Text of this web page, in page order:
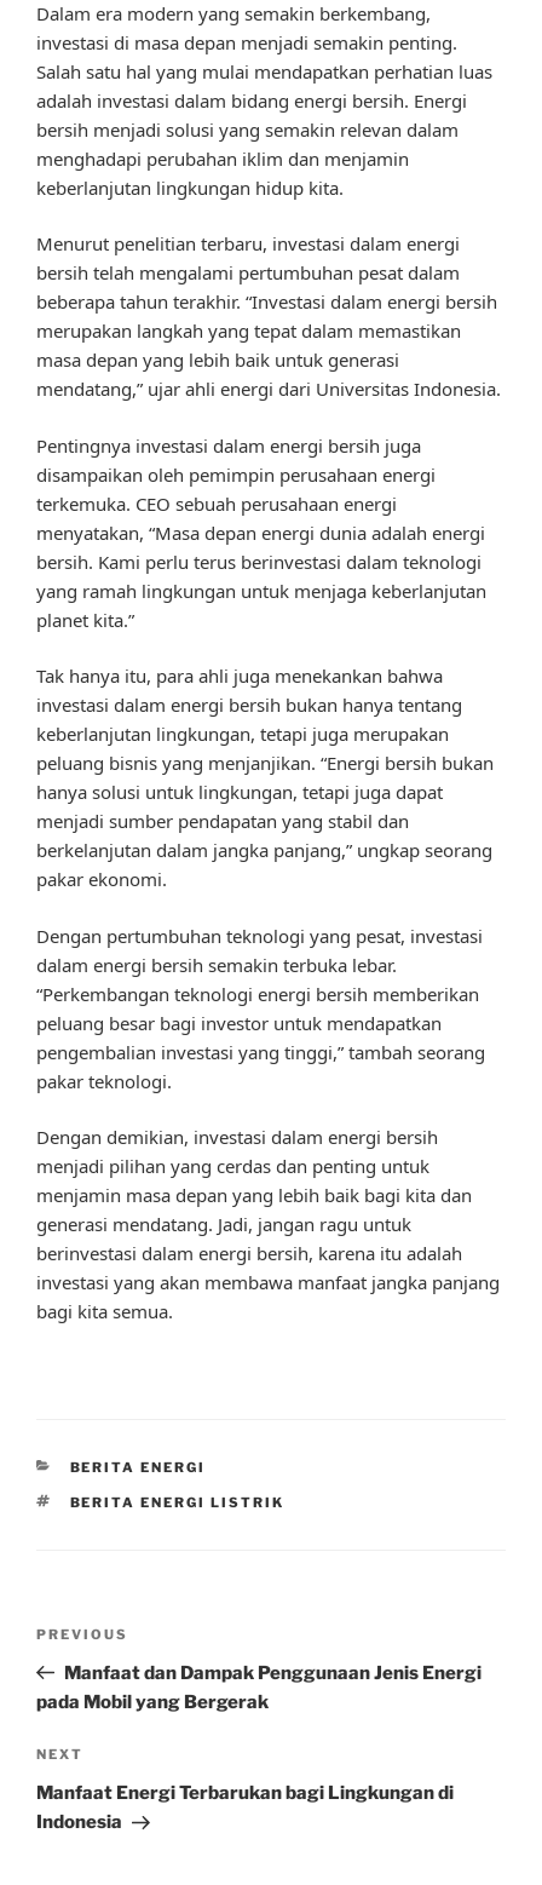
Dalam era modern yang semakin berkembang,
investasi di masa depan menjadi semakin penting.
Salah satu hal yang mulai mendapatkan perhatian luas
adalah investasi dalam bidang energi bersih. Energi
bersih menjadi solusi yang semakin relevan dalam
menghadapi perubahan iklim dan menjamin
keberlanjutan lingkungan hidup kita.
Menurut penelitian terbaru, investasi dalam energi
bersih telah mengalami pertumbuhan pesat dalam
beberapa tahun terakhir. “Investasi dalam energi bersih
merupakan langkah yang tepat dalam memastikan
masa depan yang lebih baik untuk generasi
mendatang,” ujar ahli energi dari Universitas Indonesia.
Pentingnya investasi dalam energi bersih juga
disampaikan oleh pemimpin perusahaan energi
terkemuka. CEO sebuah perusahaan energi
menyatakan, “Masa depan energi dunia adalah energi
bersih. Kami perlu terus berinvestasi dalam teknologi
yang ramah lingkungan untuk menjaga keberlanjutan
planet kita.”
Tak hanya itu, para ahli juga menekankan bahwa
investasi dalam energi bersih bukan hanya tentang
keberlanjutan lingkungan, tetapi juga merupakan
peluang bisnis yang menjanjikan. “Energi bersih bukan
hanya solusi untuk lingkungan, tetapi juga dapat
menjadi sumber pendapatan yang stabil dan
berkelanjutan dalam jangka panjang,” ungkap seorang
pakar ekonomi.
Dengan pertumbuhan teknologi yang pesat, investasi
dalam energi bersih semakin terbuka lebar.
“Perkembangan teknologi energi bersih memberikan
peluang besar bagi investor untuk mendapatkan
pengembalian investasi yang tinggi,” tambah seorang
pakar teknologi.
Dengan demikian, investasi dalam energi bersih
menjadi pilihan yang cerdas dan penting untuk
menjamin masa depan yang lebih baik bagi kita dan
generasi mendatang. Jadi, jangan ragu untuk
berinvestasi dalam energi bersih, karena itu adalah
investasi yang akan membawa manfaat jangka panjang
bagi kita semua.
CATEGORIES
BERITA ENERGI
TAGS
BERITA ENERGI LISTRIK
Previous
Post
PREVIOUS
Manfaat dan Dampak Penggunaan Jenis Energi
pada Mobil yang Bergerak
Next
Post
NEXT
Manfaat Energi Terbarukan bagi Lingkungan di
Indonesia